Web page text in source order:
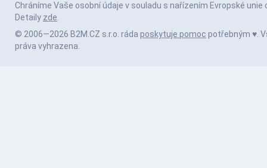
Chráníme Vaše osobní údaje v souladu s nařízením Evropské unie
Detaily zde.
© 2006—2026 B2M.CZ s.r.o. ráda poskytuje pomoc potřebným ♥️.
práva vyhrazena.